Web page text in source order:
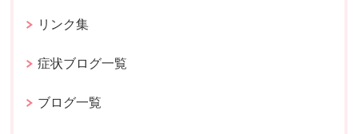
リンク集
症状ブログ一覧
ブログ一覧